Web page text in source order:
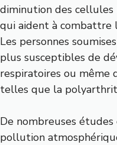
diminution des
qui aident à combattre
Les personnes
plus susceptibles de
respiratoires ou même
telles que la
De nombreuses
pollution